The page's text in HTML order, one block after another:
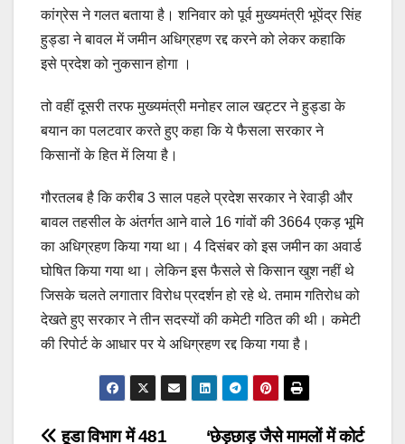
कांग्रेस ने गलत बताया है। शनिवार को पूर्व मुख्यमंत्री भूपेंद्र सिंह
हुड्डा ने बावल में जमीन अधिग्रहण रद्द करने को लेकर कहाकि
इसे प्रदेश को नुकसान होगा ।
तो वहीं दूसरी तरफ मुख्यमंत्री मनोहर लाल खट्टर ने हुड्डा के
बयान का पलटवार करते हुए कहा कि ये फैसला सरकार ने
किसानों के हित में लिया है।
गौरतलब है कि करीब 3 साल पहले प्रदेश सरकार ने रेवाड़ी और
बावल तहसील के अंतर्गत आने वाले 16 गांवों की 3664 एकड़ भूमि
का अधिग्रहण किया गया था। 4 दिसंबर को इस जमीन का अवार्ड
घोषित किया गया था। लेकिन इस फैसले से किसान खुश नहीं थे
जिसके चलते लगातार विरोध प्रदर्शन हो रहे थे. तमाम गतिरोध को
देखते हुए सरकार ने तीन सदस्यों की कमेटी गठित की थी। कमेटी
की रिपोर्ट के आधार पर ये अधिग्रहण रद्द किया गया है।
‘छेड़छाड़ जैसे मामलों में कोर्ट
हूडा विभाग में 481